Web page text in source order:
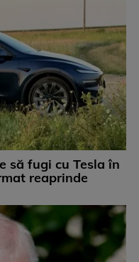
să fugi cu Tesla în
reaprinde